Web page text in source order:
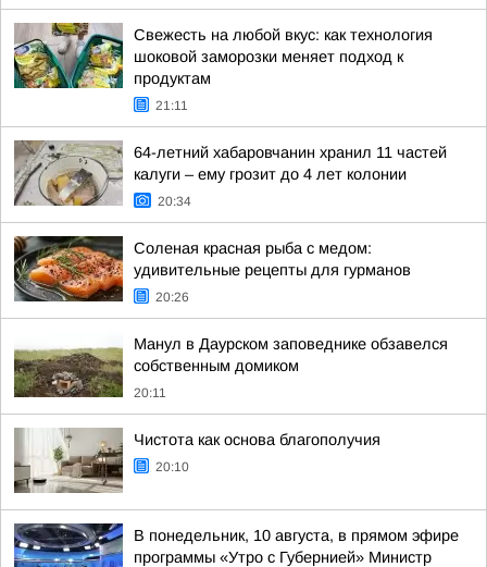
Свежесть на любой вкус: как технология
шоковой заморозки меняет подход к
продуктам
21:11
64-летний хабаровчанин хранил 11 частей
калуги – ему грозит до 4 лет колонии
20:34
Соленая красная рыба с медом:
удивительные рецепты для гурманов
20:26
Манул в Даурском заповеднике обзавелся
собственным домиком
20:11
Чистота как основа благополучия
20:10
В понедельник, 10 августа, в прямом эфире
программы «Утро с Губернией» Министр